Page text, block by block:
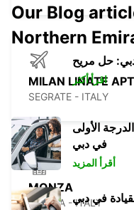
MILAN LINATE
SEGRATE - ITALY
MONZA
MONZA - ITALY
Our Blog
Northern
حل مريح
اقرأ أكثر
الأولى
في دبي
أقرأ المزيد
في دبي